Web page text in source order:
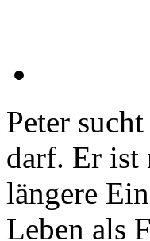
Peter
darf. Er ist
längere
Leben als